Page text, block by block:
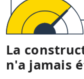
La
n'a jamais